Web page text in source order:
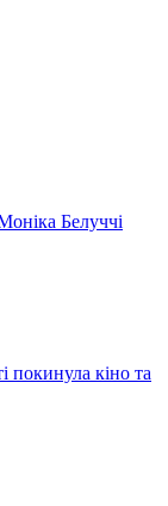
Белуччі
покинула кіно та